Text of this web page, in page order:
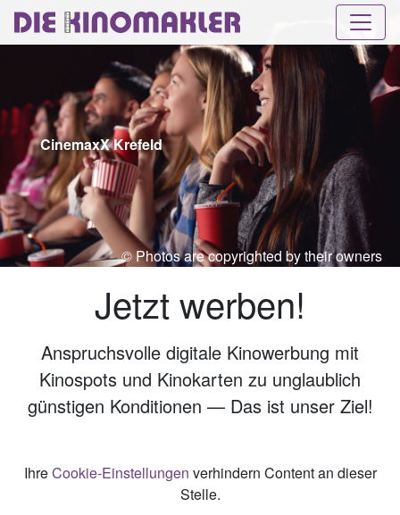
CinemaxX Krefeld
© Photos are copyrighted by their owners
Jetzt werben!
Anspruchsvolle digitale Kinowerbung mit
Kinospots und Kinokarten zu unglaublich
günstigen Konditionen — Das ist unser Ziel!
IhreCookie-Einstellungen verhindern Content an dieser
Stelle.